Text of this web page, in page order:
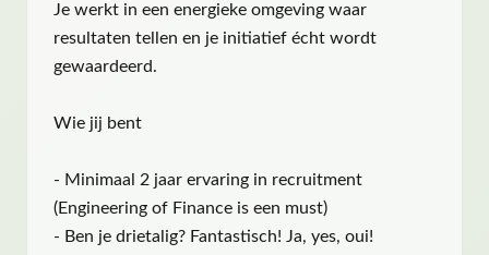
Je werkt in een energieke omgeving waar
resultaten tellen en je initiatief écht wordt
gewaardeerd.
Wie jij bent
- Minimaal 2 jaar ervaring in recruitment
(Engineering of Finance is een must)
- Ben je drietalig? Fantastisch! Ja, yes, oui!